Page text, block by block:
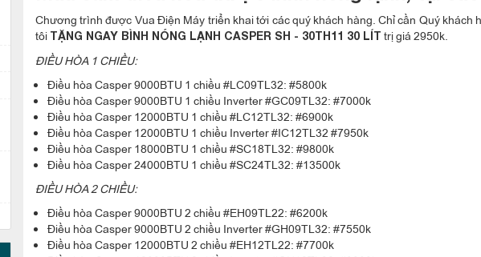
Chương trình được Vua Điện Máy triển khai tới các quý khách hàng. Chỉ cần Quý khách
tôi TẶNG NGAY BÌNH NÓNG LẠNH CASPER SH - 30TH11 30 LÍT trị giá 2950k.
ĐIỀU HÒA 1 CHIỀU:
Điều hòa Casper 9000BTU 1 chiều #LC09TL32: #5800k
Điều hòa Casper 9000BTU 1 chiều Inverter #GC09TL32: #7000k
Điều hòa Casper 12000BTU 1 chiều #LC12TL32: #6900k
Điều hòa Casper 12000BTU 1 chiều Inverter #IC12TL32 #7950k
Điều hòa Casper 18000BTU 1 chiều #SC18TL32: #9800k
Điều hòa Casper 24000BTU 1 chiều #SC24TL32: #13500k
ĐIỀU HÒA 2 CHIỀU:
Điều hòa Casper 9000BTU 2 chiều #EH09TL22: #6200k
Điều hòa Casper 9000BTU 2 chiều Inverter #GH09TL32: #7550k
Điều hòa Casper 12000BTU 2 chiều #EH12TL22: #7700k